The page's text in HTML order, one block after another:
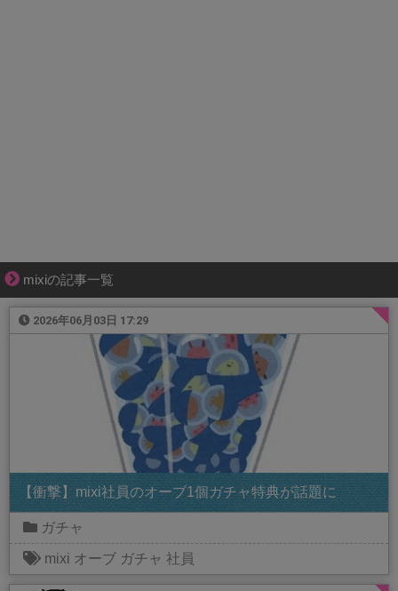
mixiの記事一覧
2026年06月03日 17:29
【衝撃】mixi社員のオーブ1個ガチャ特典が話題に
ガチャ
mixi オーブ ガチャ 社員